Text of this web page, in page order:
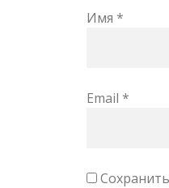
Имя *
Email *